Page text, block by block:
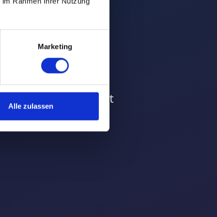
Marketing
Alle zulassen
aktive
und vermarkt
first”-Mentalität